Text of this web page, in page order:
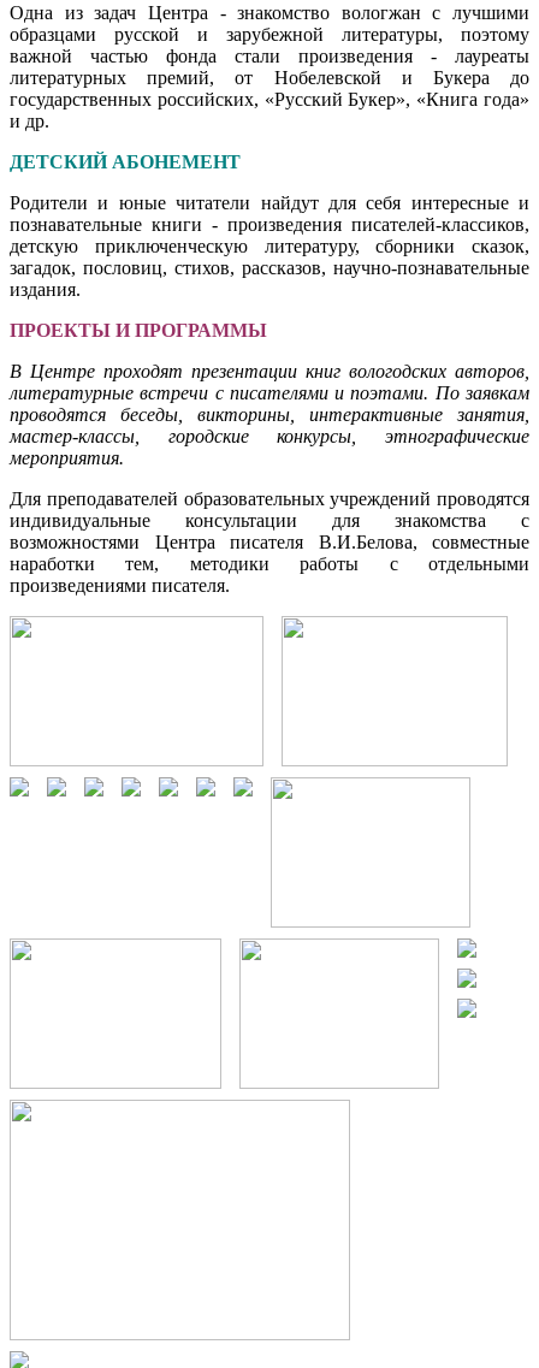
Одна из задач Центра - знакомство вологжан с лучшими
образцами русской и зарубежной литературы, поэтому
важной частью фонда стали произведения - лауреаты
литературных премий, от Нобелевской и Букера до
государственных российских, «Русский Букер», «Книга года»
и др.
ДЕТСКИЙ АБОНЕМЕНТ
Родители и юные читатели найдут для себя интересные и
познавательные книги - произведения писателей-классиков,
детскую приключенческую литературу, сборники сказок,
загадок, пословиц, стихов, рассказов, научно-познавательные
издания.
ПРОЕКТЫ И ПРОГРАММЫ
В Центре проходят презентации книг вологодских авторов,
литературные встречи с писателями и поэтами. По заявкам
проводятся беседы, викторины, интерактивные занятия,
мастер-классы, городские конкурсы, этнографические
мероприятия.
Для преподавателей образовательных учреждений проводятся
индивидуальные консультации для знакомства с
возможностями Центра писателя В.И.Белова, совместные
наработки тем, методики работы с отдельными
произведениями писателя.